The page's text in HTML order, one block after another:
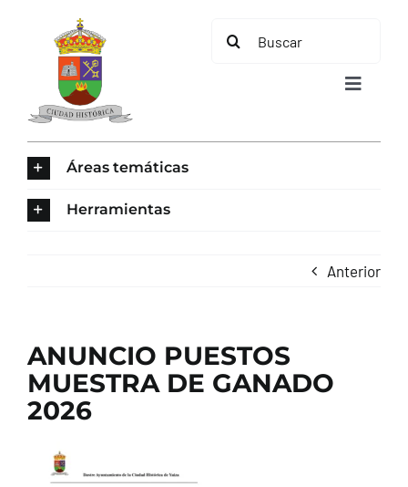
contenido
Buscar:
Toggle
TURISMO
Áreas temáticas
Herramientas
Anterior
ANUNCIO PUESTOS
MUESTRA DE GANADO
2026